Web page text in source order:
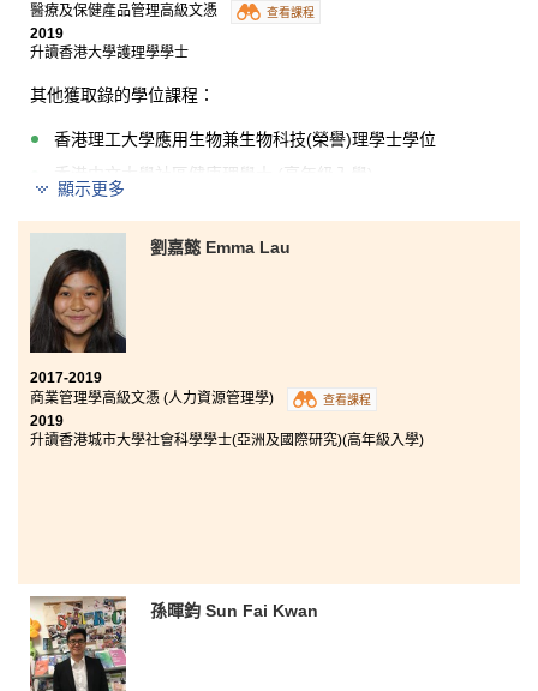
醫療及保健產品管理高級文憑
查看課程
2019
升讀香港大學護理學學士
其他獲取錄的學位課程：
香港理工大學應用生物兼生物科技(榮譽)理學士學位
香港中文大學社區健康理學士 (高年級入學)
在公開考試之後，我迷失了，直到我選擇入讀港大保良
何鴻燊社區書院的醫療及保健產品管理高級文憑課程。
儘管公開考試失利，這個課程讓我有一個好的開始。在
這兩年高級文憑課程的學習，我接觸到不少專業範疇如
解剖生理學、微生物學和藥物使用等實用的知識。我還
有機會參加海外製藥和護理科遊學團。老師準備充分，
並為我們提供輔導和研討會。這增強了我的醫學知識打
好根基。 我真的很喜歡在港大保良何鴻燊社區書院學
習。
顯示更多
劉嘉懿 Emma Lau
2017-2019
商業管理學高級文憑 (人力資源管理學)
查看課程
2019
升讀香港城市大學社會科學學士(亞洲及國際研究)(高年級入學)
孫暉鈞 Sun Fai Kwan